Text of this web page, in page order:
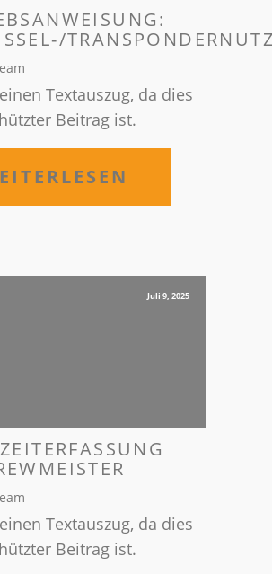
Textauszug, da dies
Beitrag ist.
Juli 9, 2025
Textauszug, da dies
Beitrag ist.